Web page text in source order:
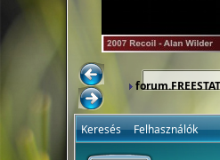
Keresés Felhasználók